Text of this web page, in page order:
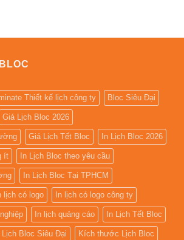
Thiết kế lịch công ty Bloc Siêu Đại
Giá Lịch Bloc 2026
Giá Lịch Tết Bloc In Lịch Bloc 2026
ít In Lịch Bloc theo yêu cầu
In Lịch Bloc Tại TPHCM
lịch có logo In lịch có logo công ty
In lịch quảng cáo In Lịch Tết Bloc
Lịch Bloc Siêu Đại Kích thước Lịch Bloc